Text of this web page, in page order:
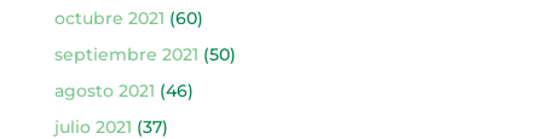
octubre 2021 (60)
septiembre 2021 (50)
agosto 2021 (46)
julio 2021 (37)